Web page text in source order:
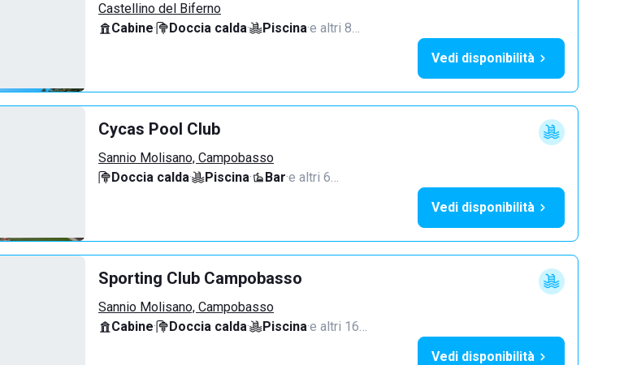
Castellino del Biferno
Cabine· Doccia calda· Piscina·e altri 8…
Vedi disponibilità
Cycas Pool Club
Sannio Molisano, Campobasso
Doccia calda· Piscina· Bar·e altri 6…
Vedi disponibilità
Sporting Club Campobasso
Sannio Molisano, Campobasso
Cabine· Doccia calda· Piscina·e altri 16…
Vedi disponibilità